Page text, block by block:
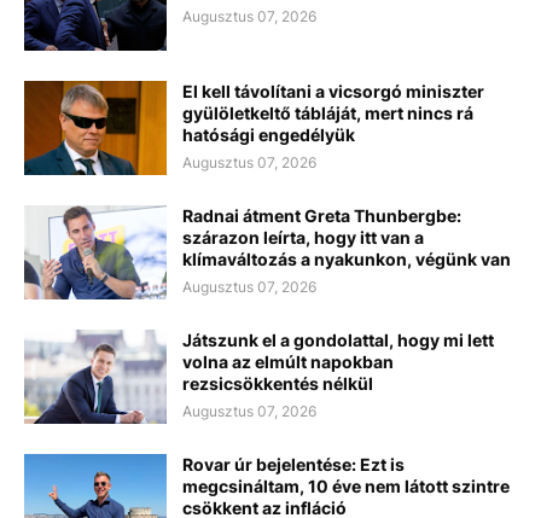
Augusztus 07, 2026
El kell távolítani a vicsorgó miniszter
gyülöletkeltő tábláját, mert nincs rá
hatósági engedélyük
Augusztus 07, 2026
Radnai átment Greta Thunbergbe:
szárazon leírta, hogy itt van a
klímaváltozás a nyakunkon, végünk van
Augusztus 07, 2026
Játszunk el a gondolattal, hogy mi lett
volna az elmúlt napokban
rezsicsökkentés nélkül
Augusztus 07, 2026
Rovar úr bejelentése: Ezt is
megcsináltam, 10 éve nem látott szintre
csökkent az infláció